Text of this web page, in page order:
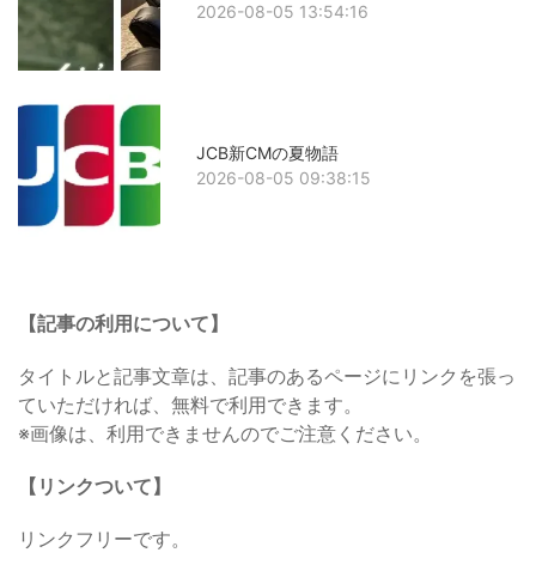
2026-08-05 13:54:16
JCB新CMの夏物語
2026-08-05 09:38:15
【記事の利用について】
タイトルと記事文章は、記事のあるページにリンクを張っ
ていただければ、無料で利用できます。
※画像は、利用できませんのでご注意ください。
【リンクついて】
リンクフリーです。